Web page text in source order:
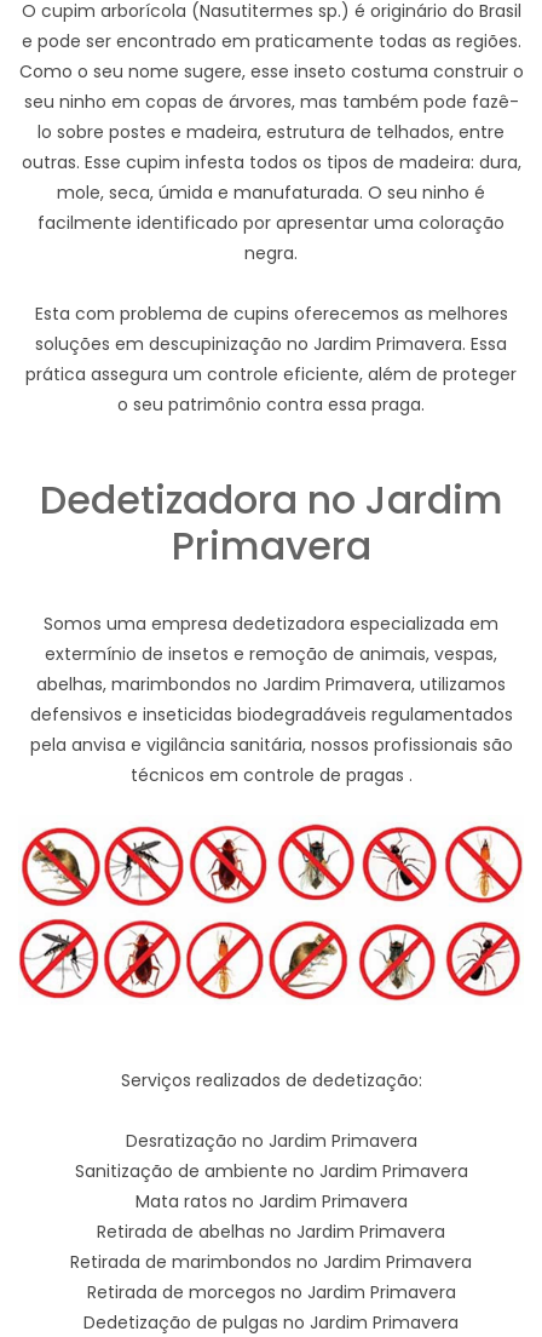
O cupim arborícola (Nasutitermes sp.) é originário do Brasil
e pode ser encontrado em praticamente todas as regiões.
Como o seu nome sugere, esse inseto costuma construir o
seu ninho em copas de árvores, mas também pode fazê-
lo sobre postes e madeira, estrutura de telhados, entre
outras. Esse cupim infesta todos os tipos de madeira: dura,
mole, seca, úmida e manufaturada. O seu ninho é
facilmente identificado por apresentar uma coloração
negra.
Esta com problema de cupins oferecemos as melhores
soluções em descupinização no Jardim Primavera. Essa
prática assegura um controle eficiente, além de proteger
o seu patrimônio contra essa praga.
Dedetizadora no Jardim
Primavera
Somos uma empresa dedetizadora especializada em
extermínio de insetos e remoção de animais, vespas,
abelhas, marimbondos no Jardim Primavera, utilizamos
defensivos e inseticidas biodegradáveis regulamentados
pela anvisa e vigilância sanitária, nossos profissionais são
técnicos em controle de pragas .
Serviços realizados de dedetização:
Desratização no Jardim Primavera
Sanitização de ambiente no Jardim Primavera
Mata ratos no Jardim Primavera
Retirada de abelhas no Jardim Primavera
Retirada de marimbondos no Jardim Primavera
Retirada de morcegos no Jardim Primavera
Dedetização de pulgas no Jardim Primavera